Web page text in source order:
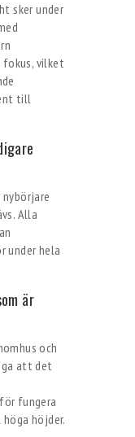
sker under
vilket
till
Alla
under hela
är
och
att det
fungera
höjder.